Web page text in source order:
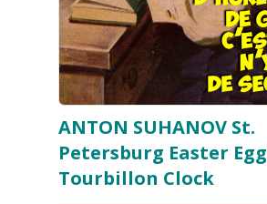
ANTON SUHANOV St.
Petersburg Easter Egg
Tourbillon Clock